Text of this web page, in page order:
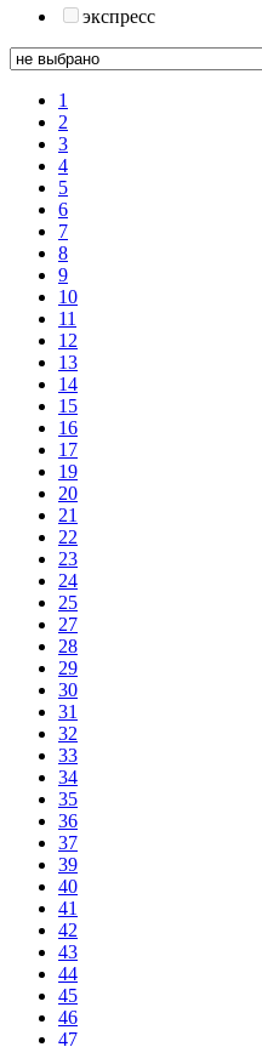
экспресс
1
2
3
4
5
6
7
8
9
10
11
12
13
14
15
16
17
19
20
21
22
23
24
25
27
28
29
30
31
32
33
34
35
36
37
39
40
41
42
43
44
45
46
47